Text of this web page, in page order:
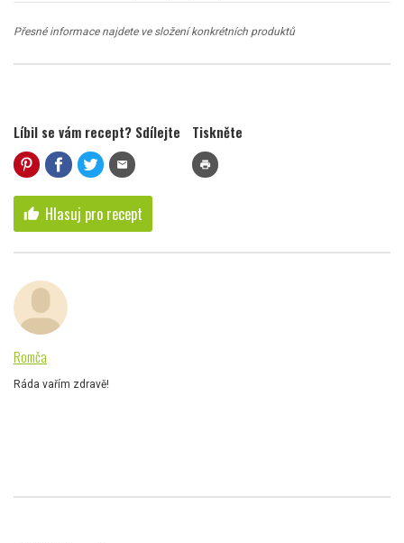
Přesné informace najdete ve složení konkrétních produktů
Líbil se vám recept? Sdílejte
mail
Tiskněte
print
thumb_up Hlasuj pro recept
Romča
Ráda vařím zdravě!